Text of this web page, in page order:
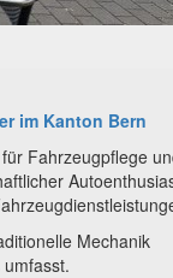
im Kanton Bern
Fahrzeugpflege
Mechanik